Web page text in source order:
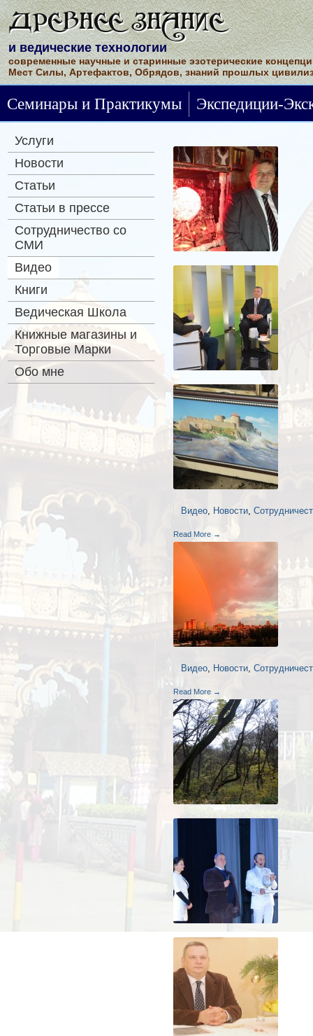
ДРЕВНЕЕ ЗНАНИЕ
и ведические технологии
современные научные и старинные эзотерические
Мест Силы, Артефактов, Обрядов, знаний прошлых
Семинары и Практикумы Экспедиции-
Услуги
Новости
Статьи
Статьи в прессе
Сотрудничество со
СМИ
Видео
Книги
Ведическая Школа
Книжные магазины и
Торговые Марки
Обо мне
Видео, Новости,
Read More →
Видео, Новости,
Read More →